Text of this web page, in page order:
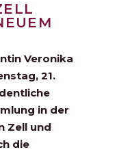
Veronika
21.
in der
Zell und
die